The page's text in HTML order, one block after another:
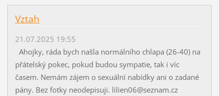
Vztah
21.07.2025 19:55
Ahojky, ráda bych našla normálního chlapa (26-40) na
přátelský pokec, pokud budou sympatie, tak i víc
časem. Nemám zájem o sexuální nabídky ani o zadané
pány. Bez fotky neodepisuji. lilien06@seznam.cz